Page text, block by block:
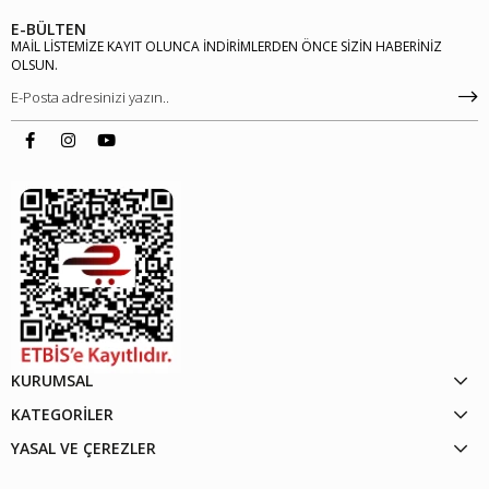
E-BÜLTEN
MAİL LİSTEMİZE KAYIT OLUNCA İNDİRİMLERDEN ÖNCE SİZİN HABERİNİZ
OLSUN.
KURUMSAL
KATEGORİLER
YASAL VE ÇEREZLER